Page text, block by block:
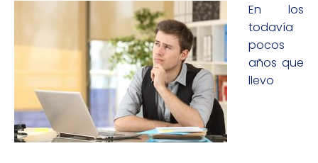
En los
todavía
pocos
años que
llevo